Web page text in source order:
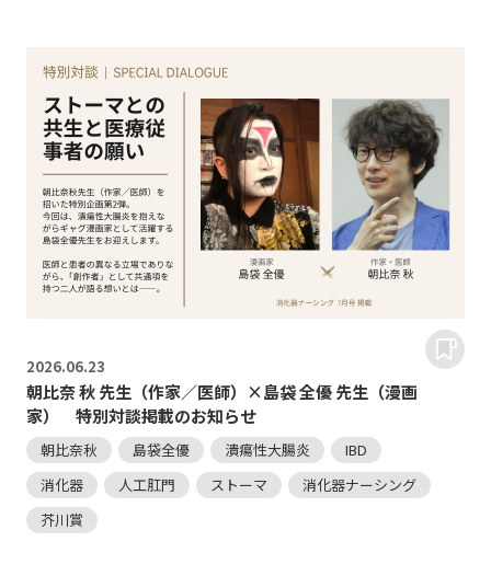
2026.06.23
朝比奈 秋 先生（作家／医師）×島袋 全優 先生（漫画
家） 特別対談掲載のお知らせ
朝比奈秋 島袋全優 潰瘍性大腸炎
IBD
消化器
人工肛門 ストーマ
消化器ナーシング
芥川賞